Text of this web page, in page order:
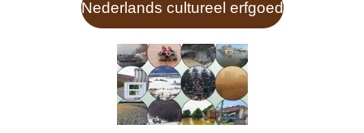
Nederlands cultureel erfgoed